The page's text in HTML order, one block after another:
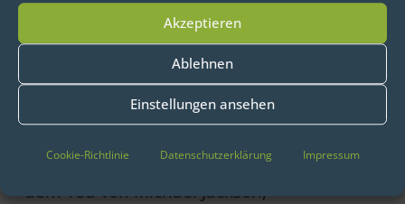
Akzeptieren
Ablehnen
Einstellungen ansehen
Cookie-Richtlinie Datenschutzerklärung Impressum
Möglichkeiten der Visualisierungen mit R
finden sich inälteren Posts Beispiele.
Außerdem bietet die R-Akademie Kurse zu
den Visualisierungsmöglichkeiten mit R an.
Redaktion der NY-Times. Nur Stunden nach
dem Tod von Michael Jackson,